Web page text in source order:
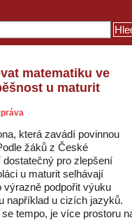
matematiku ve
u maturit
která zavádí povinnou
žáků z České
pro zlepšení
u maturit selhávají
výrazně podpořit výuku
například u cizích jazyků.
tempo, je více prostoru